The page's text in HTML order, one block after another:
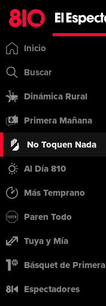
Inicio
Buscar
Dinámica Rural
Primera Mañana
No Toquen Nada
Al Día 810
Más Temprano
Paren Todo
Tuya y Mía
Básquet de Primera
Espectadores